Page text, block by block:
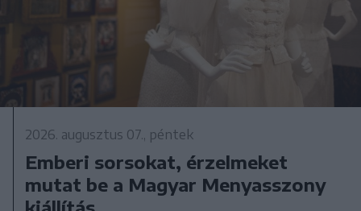
2026. augusztus 07., péntek
Emberi sorsokat, érzelmeket
mutat be a Magyar Menyasszony